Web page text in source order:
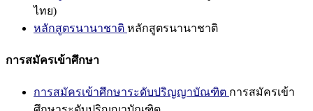
ไทย)
หลักสูตรนานาชาติ หลักสูตรนานาชาติ
การสมัครเข้าศึกษา
การสมัครเข้าศึกษาระดับปริญญาบัณฑิต การสมัครเข้า